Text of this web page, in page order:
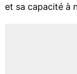
et sa capacité à